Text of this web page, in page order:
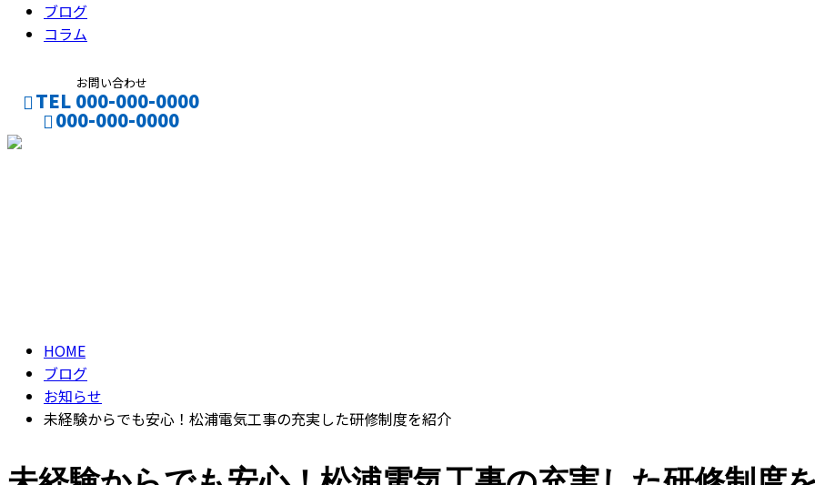
ブログ
コラム
お問い合わせ
TEL 000-000-0000
000-000-0000
HOME
ブログ
お知らせ
未経験からでも安心！松浦電気工事の充実した研修制度を紹介